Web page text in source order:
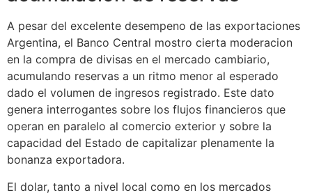
A pesar del excelente desempeno de las exportaciones
Argentina, el Banco Central mostro cierta moderacion
en la compra de divisas en el mercado cambiario,
acumulando reservas a un ritmo menor al esperado
dado el volumen de ingresos registrado. Este dato
genera interrogantes sobre los flujos financieros que
operan en paralelo al comercio exterior y sobre la
capacidad del Estado de capitalizar plenamente la
bonanza exportadora.
El dolar, tanto a nivel local como en los mercados